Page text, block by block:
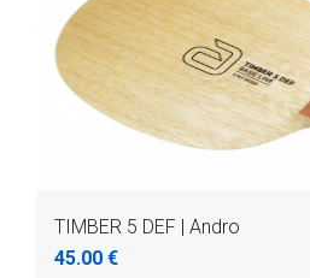
TIMBER 5 DEF | Andro
45.00 €